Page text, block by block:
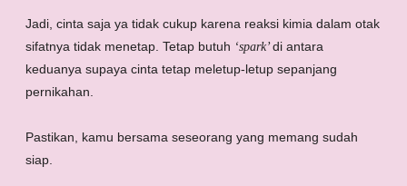
Jadi, cinta saja ya tidak cukup karena reaksi kimia dalam otak
sifatnya tidak menetap. Tetap butuh ‘spark’di antara
keduanya supaya cinta tetap meletup-letup sepanjang
pernikahan.
Pastikan, kamu bersama seseorang yang memang sudah
siap.